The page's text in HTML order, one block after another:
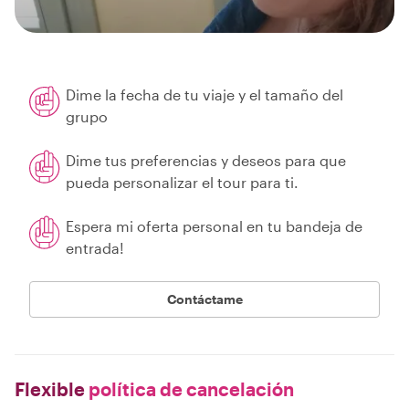
Dime la fecha de tu viaje y el tamaño del
grupo
Dime tus preferencias y deseos para que
pueda personalizar el tour para ti.
Espera mi oferta personal en tu bandeja de
entrada!
Contáctame
Flexible política de cancelación